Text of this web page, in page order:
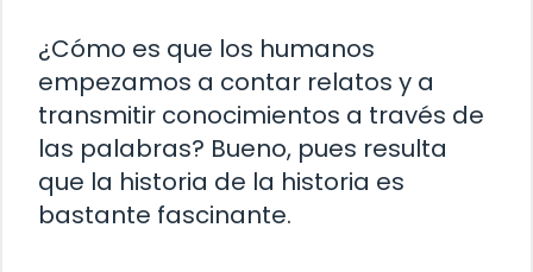
¿Cómo es que los humanos
empezamos a contar relatos y a
transmitir conocimientos a través de
las palabras? Bueno, pues resulta
que la historia de la historia es
bastante fascinante.